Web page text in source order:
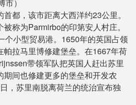
）
都，该市距离大西洋约23公里。
称为Parmirbo的印第安人村庄。
个小型贸易港。1650年的英国占领
帕拉马里博修建堡垒。在1667年荷
带领军队把英国人赶出苏里
间也修建更多的堡垒和开发农
，苏里南脱离荷兰的统治宣布独